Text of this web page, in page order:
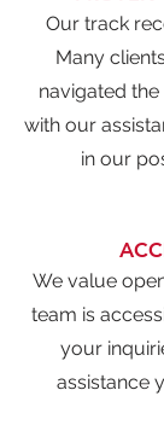
Our track
Many
navigated
with our
in our
We value
team is
your
assistance